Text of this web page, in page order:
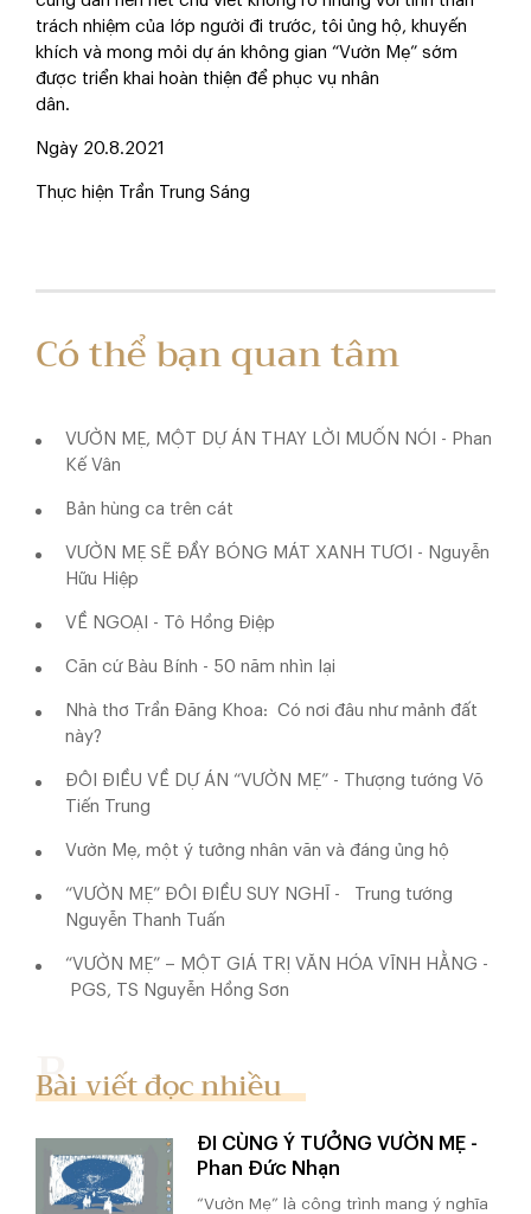
trách nhiệm của lớp người đi trước, tôi ủng hộ, khuyến
khích và mong mỏi dự án không gian “Vườn Mẹ” sớm
được triển khai hoàn thiện để phục vụ nhân
dân.
Ngày 20.8.2021
Thực hiện Trần Trung Sáng
Có thể bạn quan tâm
VƯỜN MẸ, MỘT DỰ ÁN THAY LỜI MUỐN NÓI - Phan
Kế Vân
Bản hùng ca trên cát
VƯỜN MẸ SẼ ĐẦY BÓNG MÁT XANH TƯƠI - Nguyễn
Hữu Hiệp
VỀ NGOẠI - Tô Hồng Điệp
Căn cứ Bàu Bính - 50 năm nhìn lại
Nhà thơ Trần Đăng Khoa: Có nơi đâu như mảnh đất
này?
ĐÔI ĐIỀU VỀ DỰ ÁN “VƯỜN MẸ” - Thượng tướng Võ
Tiến Trung
Vườn Mẹ, một ý tưởng nhân văn và đáng ủng hộ
“VƯỜN MẸ” ĐÔI ĐIỀU SUY NGHĨ - Trung tướng
Nguyễn Thanh Tuấn
“VƯỜN MẸ” – MỘT GIÁ TRỊ VĂN HÓA VĨNH HẰNG -
PGS, TS Nguyễn Hồng Sơn
Bài viết đọc nhiều
ĐI CÙNG Ý TƯỞNG VƯỜN MẸ -
Phan Đức Nhạn
“Vườn Mẹ” là công trình mang ý nghĩa